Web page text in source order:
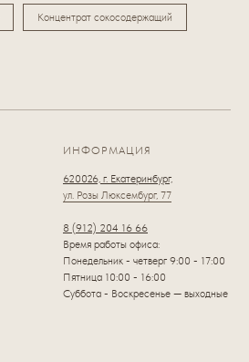
Концентрат сокосодержащий
ИНФОРМАЦИЯ
620026, г. Екатеринбург,
ул. Розы Люксембург, 77
8 (912) 204 16 66
Время работы офиса:
Понедельник - четверг 9:00 - 17:00
Пятница 10:00 - 16:00
Суббота - Воскресенье — выходные